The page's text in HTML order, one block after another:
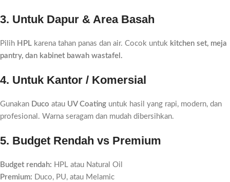
3. Untuk Dapur & Area Basah
Pilih HPL karena tahan panas dan air. Cocok untuk kitchen set, meja
pantry, dan kabinet bawah wastafel.
4. Untuk Kantor / Komersial
Gunakan Duco atau UV Coating untuk hasil yang rapi, modern, dan
profesional. Warna seragam dan mudah dibersihkan.
5. Budget Rendah vs Premium
Budget rendah: HPL atau Natural Oil
Premium: Duco, PU, atau Melamic